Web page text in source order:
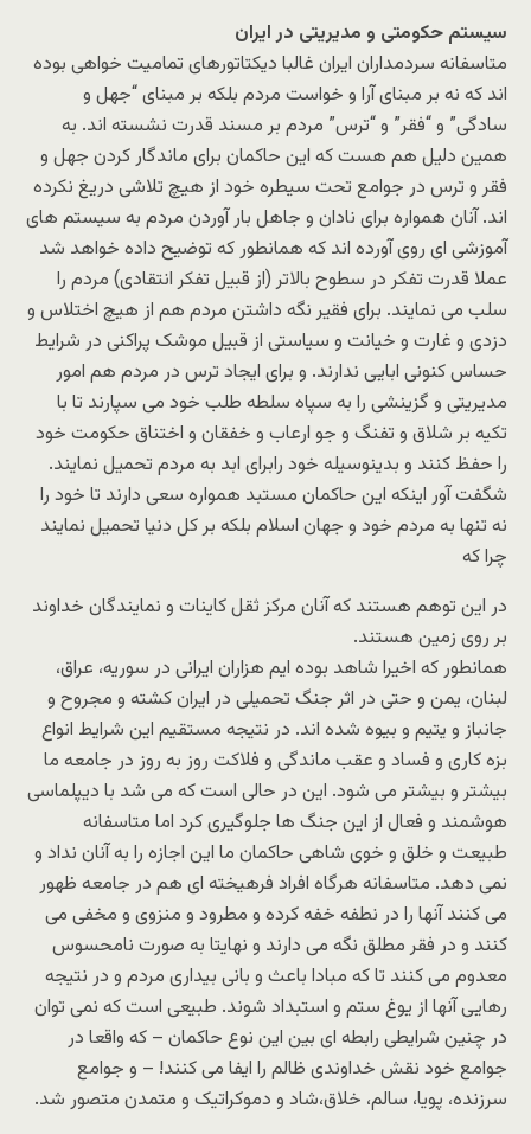
سیستم حکومتی و مدیریتی در ایران
متاسفانه سردمداران ایران غالبا دیکتاتورهای تمامیت خواهی بوده
اند که نه بر مبنای آرا و خواست مردم بلکه بر مبنای “جهل و
سادگی” و “فقر” و “ترس” مردم بر مسند قدرت نشسته اند. به
همین دلیل هم هست که این حاکمان برای ماندگار کردن جهل و
فقر و ترس در جوامع تحت سیطره خود از هیچ تلاشی دریغ نکرده
اند. آنان همواره برای نادان و جاهل بار آوردن مردم به سیستم های
آموزشی ای روی آورده اند که همانطور که توضیح داده خواهد شد
عملا قدرت تفکر در سطوح بالاتر (از قبیل تفکر انتقادی) مردم را
سلب می نمایند. برای فقیر نگه داشتن مردم هم از هیچ اختلاس و
دزدی و غارت و خیانت و سیاستی از قبیل موشک پراکنی در شرایط
حساس کنونی ابایی ندارند. و برای ایجاد ترس در مردم هم امور
مدیریتی و گزینشی را به سپاه سلطه طلب خود می سپارند تا با
تکیه بر شلاق و تفنگ و جو ارعاب و خفقان و اختناق حکومت خود
را حفظ کنند و بدینوسیله خود رابرای ابد به مردم تحمیل نمایند.
شگفت آور اینکه این حاکمان مستبد همواره سعی دارند تا خود را
نه تنها به مردم خود و جهان اسلام بلکه بر کل دنیا تحمیل نمایند
چرا که
در این توهم هستند که آنان مرکز ثقل کاینات و نمایندگان خداوند
بر روی زمین هستند.
همانطور که اخیرا شاهد بوده ایم هزاران ایرانی در سوریه، عراق،
لبنان، یمن و حتی در اثر جنگ تحمیلی در ایران کشته و مجروح و
جانباز و یتیم و بیوه شده اند. در نتیجه مستقیم این شرایط انواع
بزه کاری و فساد و عقب ماندگی و فلاکت روز به روز در جامعه ما
بیشتر و بیشتر می شود. این در حالی است که می شد با دیپلماسی
هوشمند و فعال از این جنگ ها جلوگیری کرد اما متاسفانه
طبیعت و خلق و خوی شاهی حاکمان ما این اجازه را به آنان نداد و
نمی دهد. متاسفانه هرگاه افراد فرهیخته ای هم در جامعه ظهور
می کنند آنها را در نطفه خفه کرده و مطرود و منزوی و مخفی می
کنند و در فقر مطلق نگه می دارند و نهایتا به صورت نامحسوس
معدوم می کنند تا که مبادا باعث و بانی بیداری مردم و در نتیجه
رهایی آنها از یوغ ستم و استبداد شوند. طبیعی است که نمی توان
در چنین شرایطی رابطه ای بین این نوع حاکمان – که واقعا در
جوامع خود نقش خداوندی ظالم را ایفا می کنند! – و جوامع
سرزنده، پویا، سالم، خلاق،شاد و دموکراتیک و متمدن متصور شد.